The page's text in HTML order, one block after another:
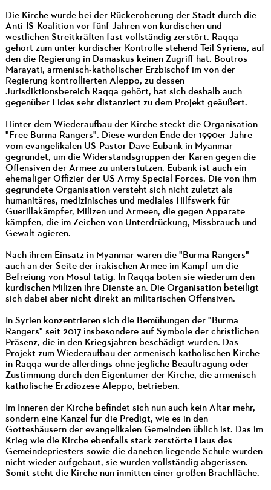
Die Kirche wurde bei der Rückeroberung der Stadt durch die
Anti-IS-Koalition vor fünf Jahren von kurdischen und
westlichen Streitkräften fast vollständig zerstört. Raqqa
gehört zum unter kurdischer Kontrolle stehend Teil Syriens, auf
den die Regierung in Damaskus keinen Zugriff hat. Boutros
Marayati, armenisch-katholischer Erzbischof im von der
Regierung kontrollierten Aleppo, zu dessen
Jurisdiktionsbereich Raqqa gehört, hat sich deshalb auch
gegenüber Fides sehr distanziert zu dem Projekt geäußert.
Hinter dem Wiederaufbau der Kirche steckt die Organisation
"Free Burma Rangers". Diese wurden Ende der 1990er-Jahre
vom evangelikalen US-Pastor Dave Eubank in Myanmar
gegründet, um die Widerstandsgruppen der Karen gegen die
Offensiven der Armee zu unterstützen. Eubank ist auch ein
ehemaliger Offizier der US Army Special Forces. Die von ihm
gegründete Organisation versteht sich nicht zuletzt als
humanitäres, medizinisches und mediales Hilfswerk für
Guerillakämpfer, Milizen und Armeen, die gegen Apparate
kämpfen, die im Zeichen von Unterdrückung, Missbrauch und
Gewalt agieren.
Nach ihrem Einsatz in Myanmar waren die "Burma Rangers"
auch an der Seite der irakischen Armee im Kampf um die
Befreiung von Mosul tätig. In Raqqa boten sie wiederum den
kurdischen Milizen ihre Dienste an. Die Organisation beteiligt
sich dabei aber nicht direkt an militärischen Offensiven.
In Syrien konzentrieren sich die Bemühungen der "Burma
Rangers" seit 2017 insbesondere auf Symbole der christlichen
Präsenz, die in den Kriegsjahren beschädigt wurden. Das
Projekt zum Wiederaufbau der armenisch-katholischen Kirche
in Raqqa wurde allerdings ohne jegliche Beauftragung oder
Zustimmung durch den Eigentümer der Kirche, die armenisch-
katholische Erzdiözese Aleppo, betrieben.
Im Inneren der Kirche befindet sich nun auch kein Altar mehr,
sondern eine Kanzel für die Predigt, wie es in den
Gotteshäusern der evangelikalen Gemeinden üblich ist. Das im
Krieg wie die Kirche ebenfalls stark zerstörte Haus des
Gemeindepriesters sowie die daneben liegende Schule wurden
nicht wieder aufgebaut, sie wurden vollständig abgerissen.
Somit steht die Kirche nun inmitten einer großen Brachfläche.